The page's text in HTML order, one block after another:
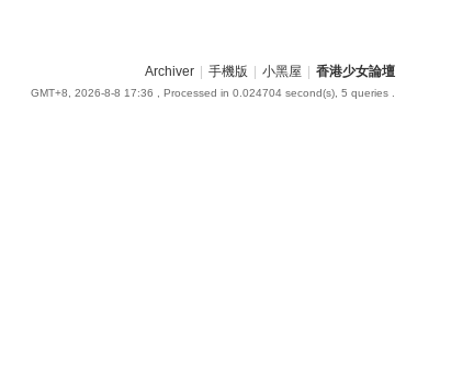
Archiver 手機版 小黑屋 香港少女論壇
GMT+8, 2026-8-8 17:36 , Processed in 0.024704 second(s), 5 queries .